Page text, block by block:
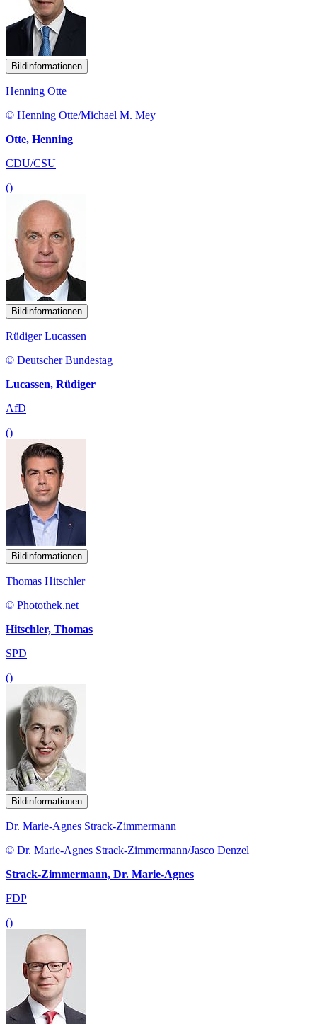
Bildinformationen
Henning Otte
© Henning Otte/Michael M. Mey
Otte, Henning
CDU/CSU
()
Bildinformationen
Rüdiger Lucassen
© Deutscher Bundestag
Lucassen, Rüdiger
AfD
()
Bildinformationen
Thomas Hitschler
© Photothek.net
Hitschler, Thomas
SPD
()
Bildinformationen
Dr. Marie-Agnes Strack-Zimmermann
© Dr. Marie-Agnes Strack-Zimmermann/Jasco Denzel
Strack-Zimmermann, Dr. Marie-Agnes
FDP
()